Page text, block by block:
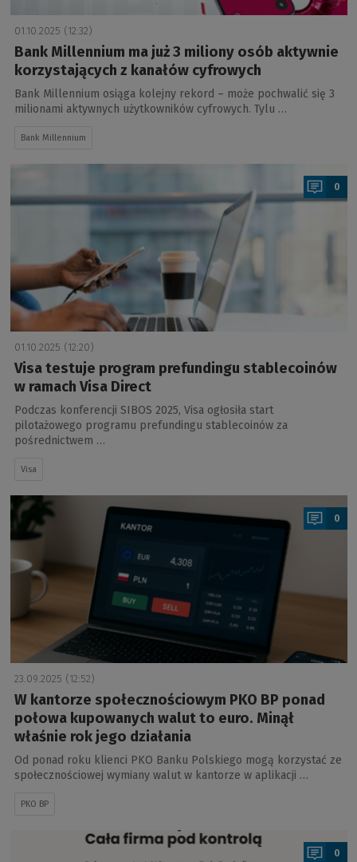
01.10.2025 (12:32)
Bank Millennium ma już 3 miliony osób aktywnie
korzystających z kanałów cyfrowych
Bank Millennium osiąga kolejny rekord – może pochwalić się 3
milionami aktywnych użytkowników cyfrowych. Tylu …
Bank Millennium
0
01.10.2025 (12:20)
Visa testuje program prefundingu stablecoinów
w ramach Visa Direct
Podczas konferencji SIBOS 2025, Visa ogłosiła start
pilotażowego programu prefundingu stablecoinów za
pośrednictwem …
Visa
a
0
23.09.2025 (12:52)
W kantorze społecznościowym PKO BP ponad
połowa kupowanych walut to euro. Minął
właśnie rok jego działania
Od ponad roku klienci PKO Banku Polskiego mogą korzystać ze
społecznościowej wymiany walut w kantorze w aplikacji …
PKO BP
0